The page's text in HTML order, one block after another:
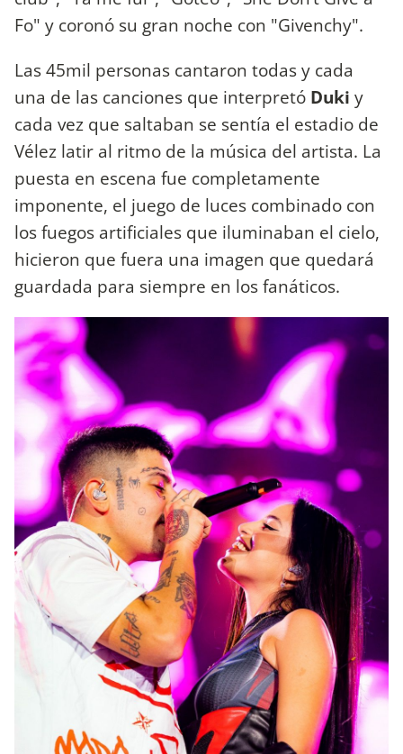
Fo" y coronó su gran noche con "Givenchy".
Las 45mil personas cantaron todas y cada
una de las canciones que interpretó Duki y
cada vez que saltaban se sentía el estadio de
Vélez latir al ritmo de la música del artista. La
puesta en escena fue completamente
imponente, el juego de luces combinado con
los fuegos artificiales que iluminaban el cielo,
hicieron que fuera una imagen que quedará
guardada para siempre en los fanáticos.